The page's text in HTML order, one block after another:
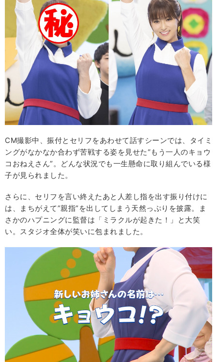
CM撮影中、振付とセリフをあわせて話すシーンでは、タイミ
ングがなかなか合わず苦戦する姿を見せた“もう一人のキョウ
コおねえさん”。どんな状況でも一生懸命に取り組んでいる様
子が見られました。
さらに、セリフを言い終えたあと人差し指を出す振り付けに
は、まちがえて”親指”を出してしまう天然っぷりを披露。ま
さかのハプニングに監督は「ミラクルが起きた！」と大笑
い。スタジオ全体が笑いに包まれました。